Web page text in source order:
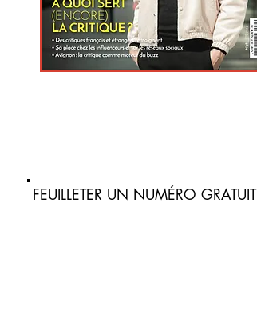
FEUILLETER UN NUMÉRO GRATUIT